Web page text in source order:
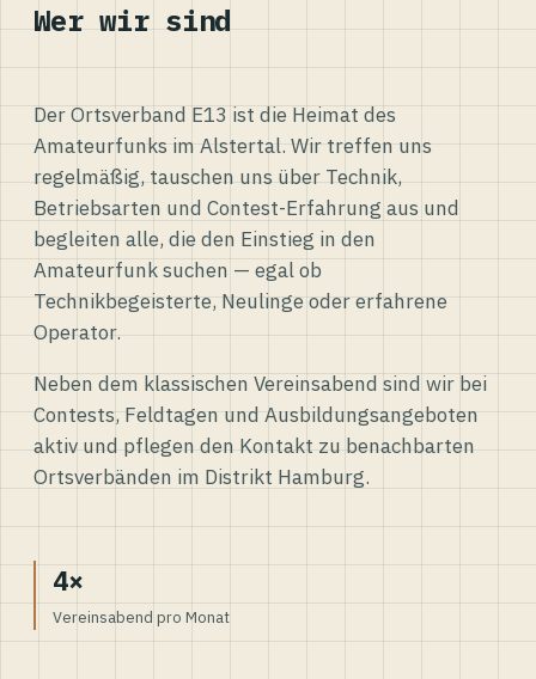
Wer wir sind
Der Ortsverband E13 ist die Heimat des
Amateurfunks im Alstertal. Wir treffen uns
regelmäßig, tauschen uns über Technik,
Betriebsarten und Contest-Erfahrung aus und
begleiten alle, die den Einstieg in den
Amateurfunk suchen — egal ob
Technikbegeisterte, Neulinge oder erfahrene
Operator.
Neben dem klassischen Vereinsabend sind wir bei
Contests, Feldtagen und Ausbildungsangeboten
aktiv und pflegen den Kontakt zu benachbarten
Ortsverbänden im Distrikt Hamburg.
4×
Vereinsabend pro Monat